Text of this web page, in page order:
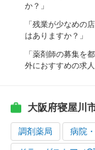
か？」
「残業が少なめの
はありますか？」
「薬剤師の募集を
外におすすめの求
大阪府寝屋川
調剤薬局 病院